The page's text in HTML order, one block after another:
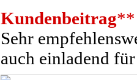
Kundenbeitrag**
Sehr
auch einladend